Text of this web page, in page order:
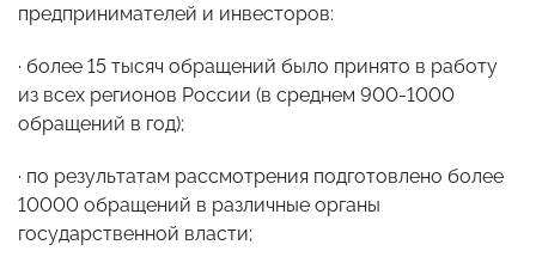
предпринимателей и инвесторов:
· более 15 тысяч обращений было принято в работу
из всех регионов России (в среднем 900-1000
обращений в год);
· по результатам рассмотрения подготовлено более
10000 обращений в различные органы
государственной власти;